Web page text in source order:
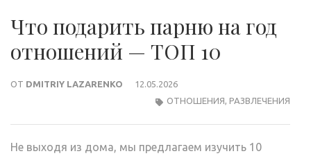
Что подарить парню на год
отношений — ТОП 10
ОТ DMITRIY LAZARENKO
12.05.2026
ОТНОШЕНИЯ, РАЗВЛЕЧЕНИЯ
Не выходя из дома, мы предлагаем изучить 10